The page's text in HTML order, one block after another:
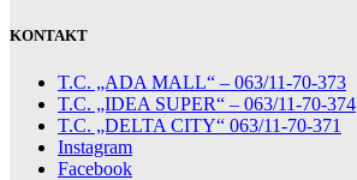
KONTAKT
T.C. „ADA MALL“ – 063/11-70-373
T.C. „IDEA SUPER“ – 063/11-70-374
T.C. „DELTA CITY“ 063/11-70-371
Instagram
Facebook